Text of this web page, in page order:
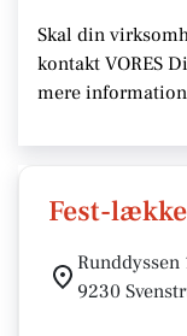
Skal din
kontakt VORES
mere
Fest-
Runddyssen
9230